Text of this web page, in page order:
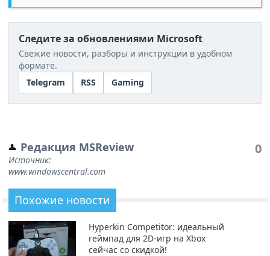
Следите за обновлениями Microsoft
Свежие новости, разборы и инструкции в удобном
формате.
Telegram
RSS Gaming
Редакция MSReview
Источник:
www.windowscentral.com
0
Похожие новости
Hyperkin Competitor: идеальный
геймпад для 2D-игр на Xbox
сейчас со скидкой!